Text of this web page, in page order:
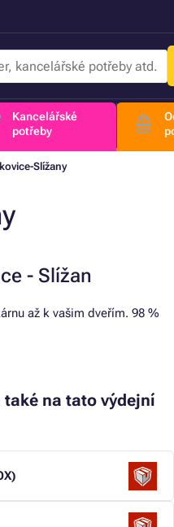
Kancelářské
potřeby
Slížany
- Slížan
až k vašim dveřím. 98 %
na tato výdejní